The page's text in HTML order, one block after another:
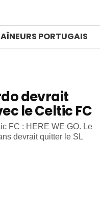
PORTUGAIS
devrait
le Celtic FC
FC : HERE WE GO. Le
devrait quitter le SL